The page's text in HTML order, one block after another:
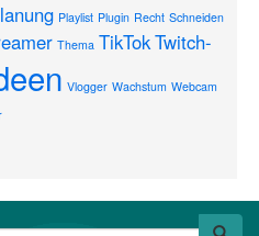
Playlist Plugin Recht Schneiden
Thema TikTokTwitch-
Vlogger Wachstum Webcam